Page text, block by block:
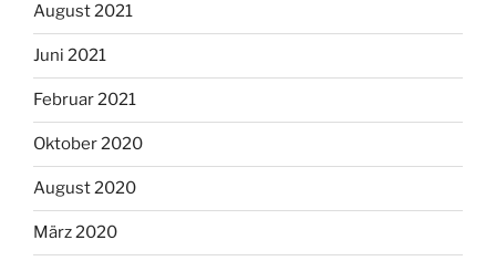
August 2021
Juni 2021
Februar 2021
Oktober 2020
August 2020
März 2020